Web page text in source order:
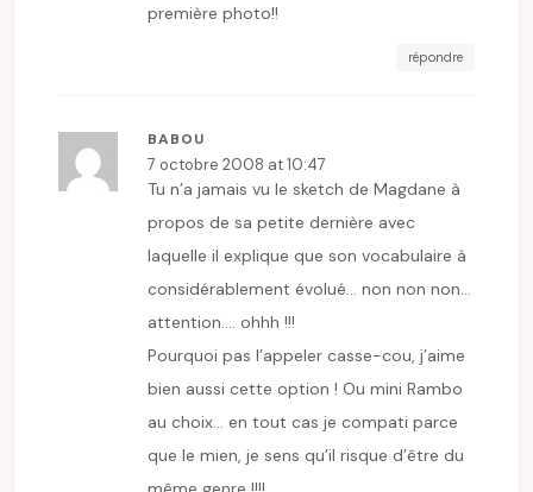
première photo!!
répondre
BABOU
7 octobre 2008 at 10:47
Tu n’a jamais vu le sketch de Magdane à
propos de sa petite dernière avec
laquelle il explique que son vocabulaire à
considérablement évolué… non non non…
attention…. ohhh !!!
Pourquoi pas l’appeler casse-cou, j’aime
bien aussi cette option ! Ou mini Rambo
au choix… en tout cas je compati parce
que le mien, je sens qu’il risque d’être du